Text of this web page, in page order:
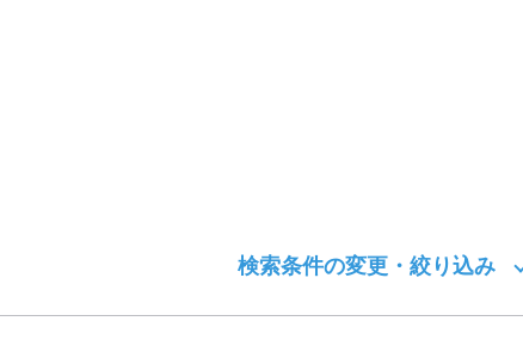
検索条件の変更・絞り込み